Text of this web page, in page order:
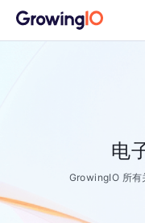
电
GrowingIO 所有